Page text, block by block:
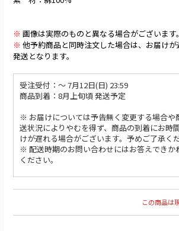
※ 画像は実際のものと異なる場合がございます。
※ 他予約商品と同時注文した場合は、お届け
発送となります。
受注受付：〜 7月12日(日) 23:59
商品到着：8月上旬頃 発送予定
※ お届けについては予告無く変更する場合や
送状況によりやむを得ず、商品の到着にお時
けが遅れる場合がございます。予めご了承くだ
※ 配送時期のお問い合わせにはお答えできか
ください。
この商品は